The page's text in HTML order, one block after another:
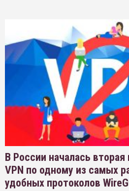
В России началась
VPN по одному из самых
удобных протоколов